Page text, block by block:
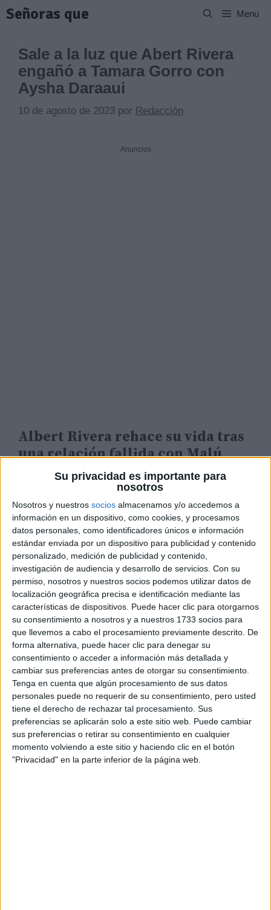
Su privacidad es importante para
nosotros
Nosotros y nuestros socios almacenamos y/o accedemos a
información en un dispositivo, como cookies, y procesamos
datos personales, como identificadores únicos e información
estándar enviada por un dispositivo para publicidad y contenido
personalizado, medición de publicidad y contenido,
investigación de audiencia y desarrollo de servicios. Con su
permiso, nosotros y nuestros socios podemos utilizar datos de
localización geográfica precisa e identificación mediante las
características de dispositivos. Puede hacer clic para otorgarnos
su consentimiento a nosotros y a nuestros 1733 socios para
que llevemos a cabo el procesamiento previamente descrito. De
forma alternativa, puede hacer clic para denegar su
consentimiento o acceder a información más detallada y
cambiar sus preferencias antes de otorgar su consentimiento.
Tenga en cuenta que algún procesamiento de sus datos
personales puede no requerir de su consentimiento, pero usted
tiene el derecho de rechazar tal procesamiento. Sus
preferencias se aplicarán solo a este sitio web. Puede cambiar
sus preferencias o retirar su consentimiento en cualquier
momento volviendo a este sitio y haciendo clic en el botón
"Privacidad" en la parte inferior de la página web.
Saltar
alSeñoras que Menu
Sale a la luz que Abert Rivera
engañó a Tamara Gorro con
Aysha Daraaui
10 de agosto de 2023 por Redacción
Anuncios
Albert Rivera rehace su vida tras
una relación fallida con Malú
Albert Rivera y Malú fueron una de las parejas más
mediáticas de los últimos años, pero su relación no
ha podido resistir el paso del tiempo. El expolítico y